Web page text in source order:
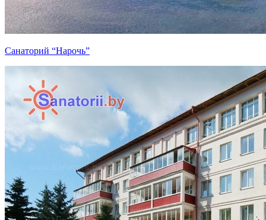
Санаторий “Нарочь”